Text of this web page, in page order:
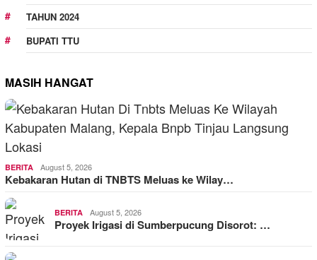
TAHUN 2024
BUPATI TTU
MASIH HANGAT
BERITA August 5, 2026
Kebakaran Hutan di TNBTS Meluas ke Wilay…
BERITA August 5, 2026
Proyek Irigasi di Sumberpucung Disorot: …